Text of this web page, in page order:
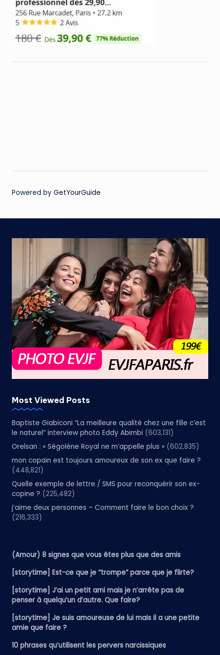
Powered by GetYourGuide
Most Viewed Posts
Baptiste Giabiconi “La meilleure qualité chez une fille c’est
le naturel” interview photo Eddy Abimbi (603,131)
Orelsan : « Ségolène Royal ne m’appelle plus » (602,835)
mon copain est toujours amoureux de son ex que faire ?
(448,821)
Quelle exemple de lettre / SMS pour reconquérir son ex-
copine ? (225,482)
j’aime deux personnes – Comment faire le bon choix ?
(216,333)
(Amour) 8 signes que vous êtes plus que des amis
[storytime] Est-ce que je “trompe” parce que je flirte?
[storytime] J’ai un petit ami mais je n’arrête pas de
penser à quelqu’un d’autre. Que faire?
[storytime] Je suis amoureuse de lui mais il a une petite
amie que faire ?
10 phrases qu’utilisent les pervers narcissiques